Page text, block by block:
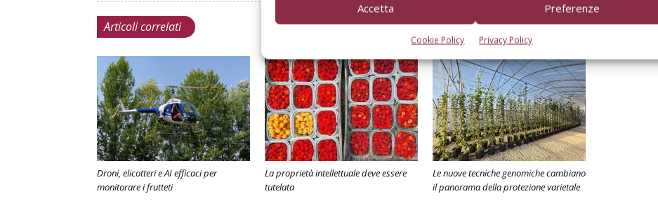
Accetta Preferenze
Cookie Policy Privacy Policy
Articoli correlati
Droni, elicotteri e AI efficaci per
monitorare i frutteti
La proprietà intellettuale deve essere
tutelata
Le nuove tecniche genomiche cambiano
il panorama della protezione varietale